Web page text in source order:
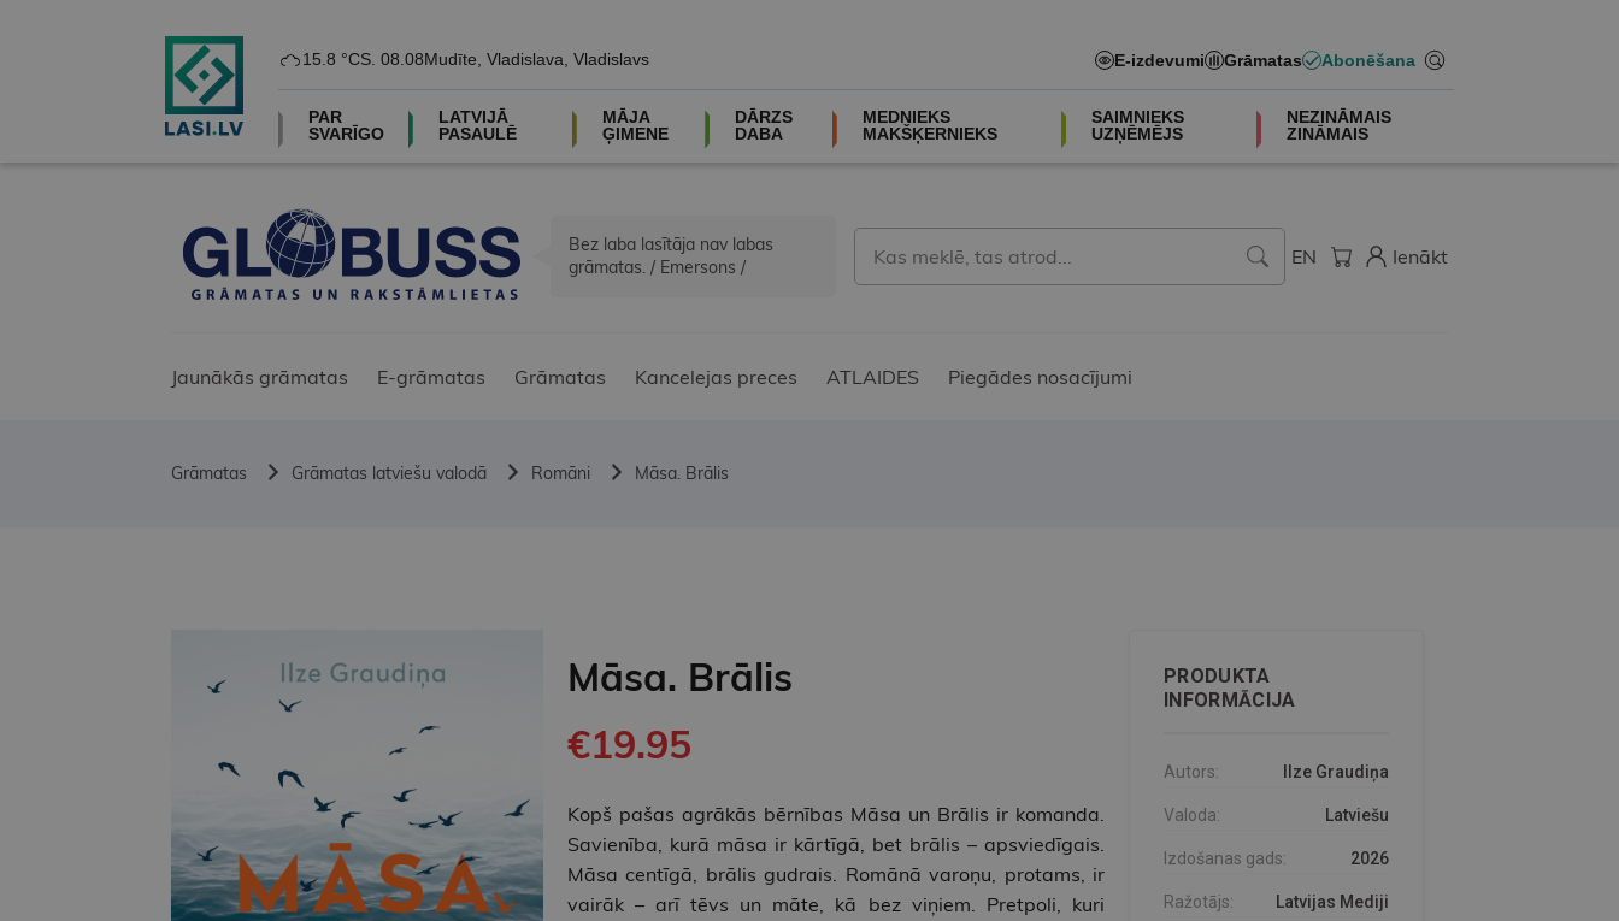
15.8 °CS. 08.08Mudīte, Vladislava, Vladislavs E-izdevumi Grāmatas Abonēšana
PAR
SVARĪGO
LATVIJĀ
PASAULĒ
MĀJA
ĢIMENE
DĀRZS
DABA
MEDNIEKS
MAKŠĶERNIEKS
SAIMNIEKS
UZŅĒMĒJS
NEZINĀMAIS
ZINĀMAIS
Bez laba lasītāja nav labas
grāmatas. / Emersons /
EN Ienākt
Jaunākās grāmatas E-grāmatas Grāmatas Kancelejas preces ATLAIDES Piegādes nosacījumi
Grāmatas Grāmatas latviešu valodā Romāni Māsa. Brālis
Māsa. Brālis
€19.95
Kopš pašas agrākās bērnības Māsa un Brālis ir komanda.
Savienība, kurā māsa ir kārtīgā, bet brālis – apsviedīgais.
Māsa centīgā, brālis gudrais. Romānā varoņu, protams, ir
vairāk – arī tēvs un māte, kā bez viņiem. Pretpoli, kuri
PRODUKTA
INFORMĀCIJA
Autors: Ilze Graudiņa
Valoda: Latviešu
Izdošanas gads: 2026
Ražotājs: Latvijas Mediji